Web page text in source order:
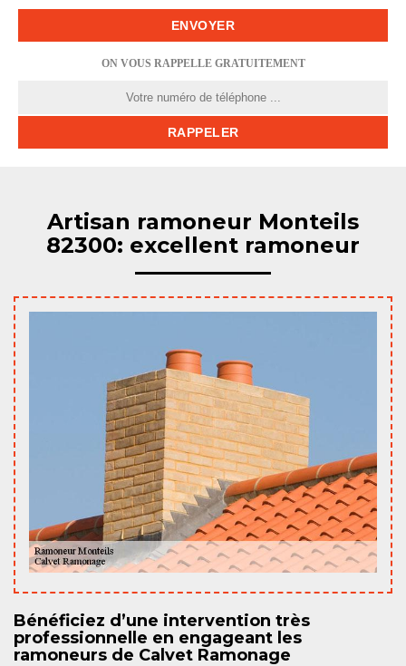
ON VOUS RAPPELLE GRATUITEMENT
Artisan ramoneur Monteils
82300: excellent ramoneur
Bénéficiez d’une intervention très
professionnelle en engageant les
ramoneurs de Calvet Ramonage